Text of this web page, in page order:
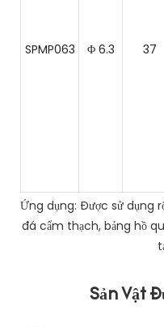
SPMP063 Φ 6.3 37
Ứng dụng: Được sử dụng
đá cẩm thạch, bảng hồ
Sản Vật